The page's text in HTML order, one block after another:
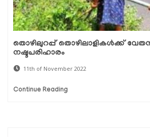
തൊഴിലുറപ്പ് തൊഴിലാളികൾക്ക്
നഷ്ടപരിഹാരം
11th of November 2022
Continue Reading